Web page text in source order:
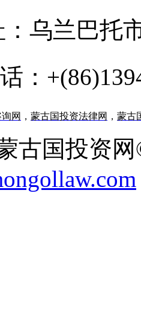
乌兰巴托
：
网 ， 蒙古国投资法律网 ， 蒙古
古国投资